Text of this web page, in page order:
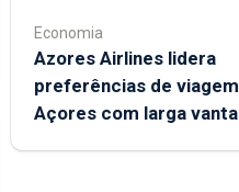
Economia
Azores Airlines lidera
preferências de
Açores com larga